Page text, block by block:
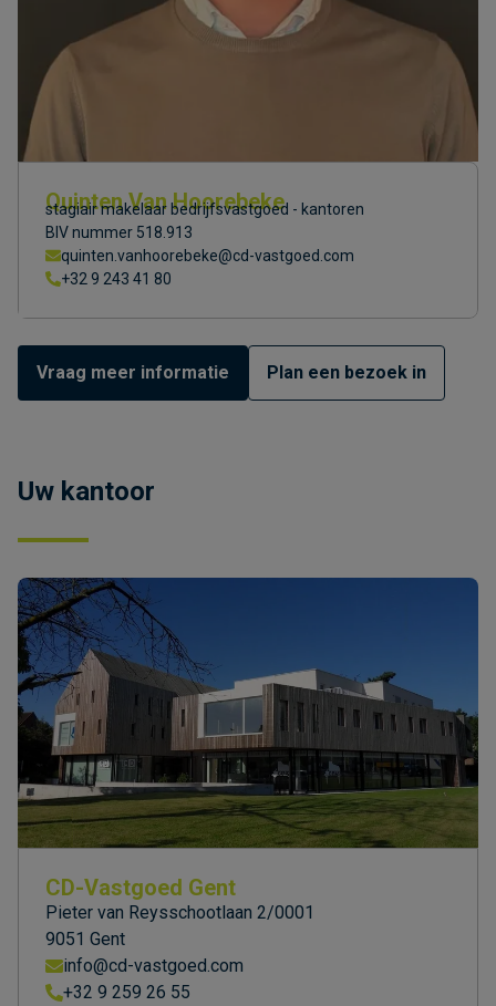
Quinten Van Hoorebeke
stagiair makelaar bedrijfsvastgoed - kantoren
BIV nummer 518.913
quinten.vanhoorebeke@cd-vastgoed.com
+32 9 243 41 80
Vraag meer informatie Plan een bezoek in
Uw kantoor
CD-Vastgoed Gent
Pieter van Reysschootlaan 2/0001
9051 Gent
info@cd-vastgoed.com
+32 9 259 26 55